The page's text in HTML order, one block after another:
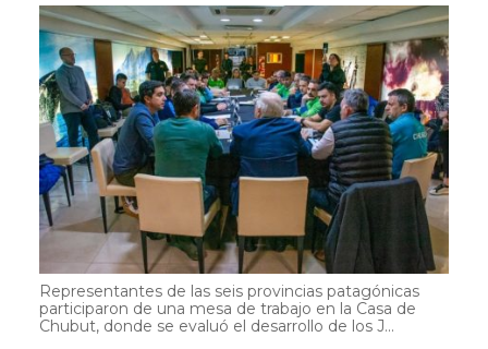
Representantes de las seis provincias patagónicas
participaron de una mesa de trabajo en la Casa de
Chubut, donde se evaluó el desarrollo de los J...